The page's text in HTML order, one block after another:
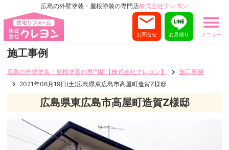
広島の外壁塗装・屋根塗装の専門店株式会社クレヨン
メニュー
お見積り
お問合せ
施工事例
広島の外壁塗装・屋根塗装の専門店【株式会社クレヨン】
施工事例
2021年06月19日(土)広島県東広島市高屋町造賀Z様邸
広島県東広島市高屋町造賀Z様邸